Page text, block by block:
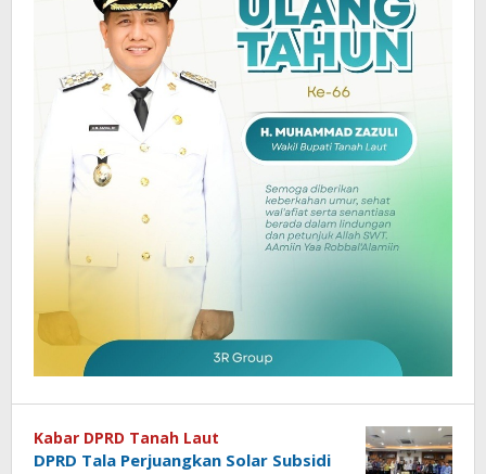
Kabar DPRD Tanah Laut
DPRD Tala Perjuangkan Solar Subsidi